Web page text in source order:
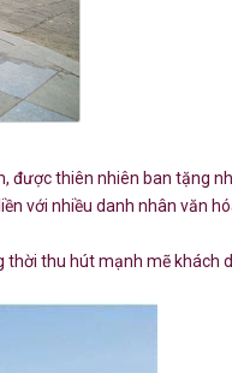
được thiên nhiên ban tặng
với nhiều danh nhân văn
thu hút mạnh mẽ khách